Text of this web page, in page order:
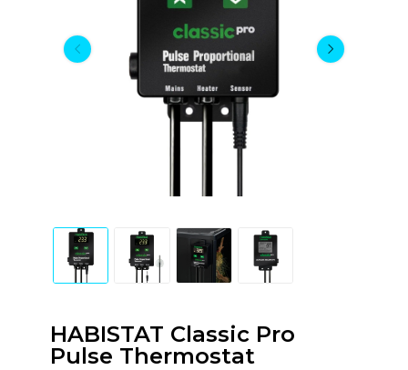
HABISTAT Classic Pro
Pulse Thermostat